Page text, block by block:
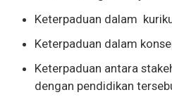
Keterpaduan dalam
Keterpaduan dalam
Keterpaduan antara
dengan pendidikan